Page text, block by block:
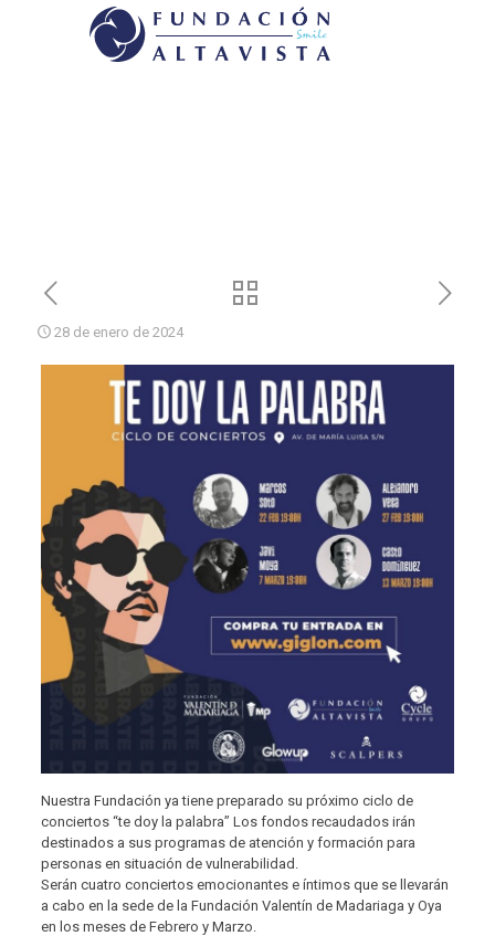
28 de enero de 2024
Nuestra Fundación ya tiene preparado su próximo ciclo de
conciertos “te doy la palabra” Los fondos recaudados irán
destinados a sus programas de atención y formación para
personas en situación de vulnerabilidad.
Serán cuatro conciertos emocionantes e íntimos que se llevarán
a cabo en la sede de la Fundación Valentín de Madariaga y Oya
en los meses de Febrero y Marzo.